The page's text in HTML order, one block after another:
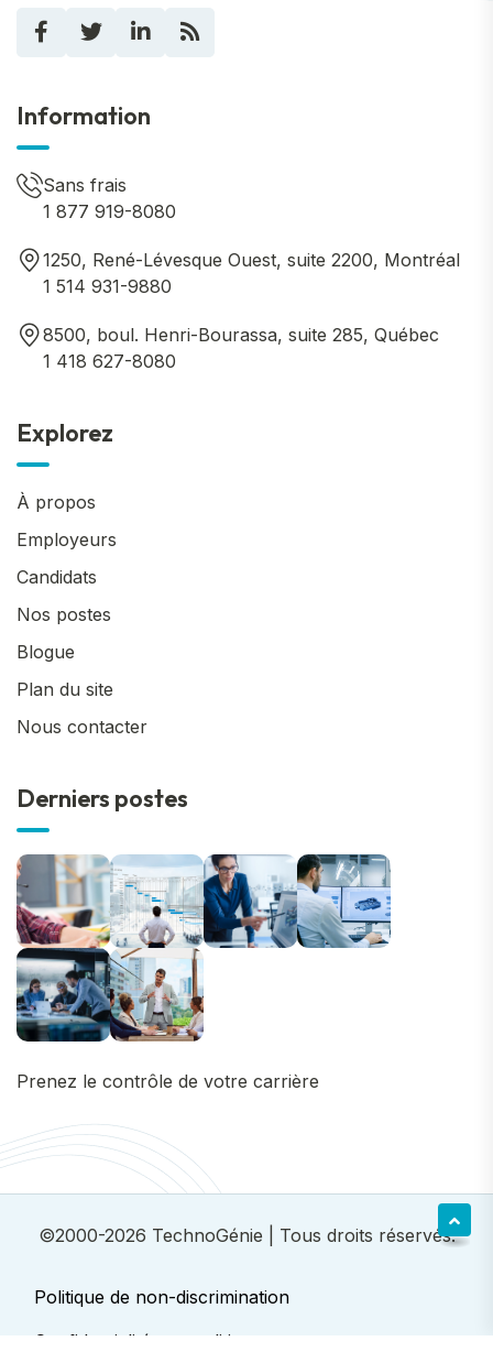
Information
Sans frais
1 877 919-8080
1250, René-Lévesque Ouest, suite 2200, Montréal
1 514 931-9880
8500, boul. Henri-Bourassa, suite 285, Québec
1 418 627-8080
Explorez
À propos
Employeurs
Candidats
Nos postes
Blogue
Plan du site
Nous contacter
Derniers postes
Prenez le contrôle de votre carrière
©2000-2026 TechnoGénie | Tous droits réservés.
Politique de non-discrimination
Confidentialité et conditions